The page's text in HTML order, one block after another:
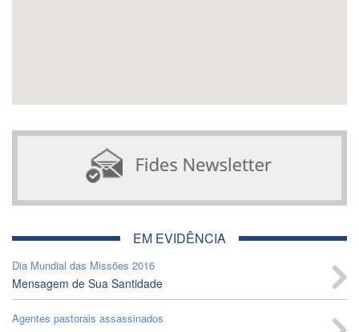
EM EVIDÊNCIA
Dia Mundial das Missões 2016
Mensagem de Sua Santidade
Agentes pastorais assassinados